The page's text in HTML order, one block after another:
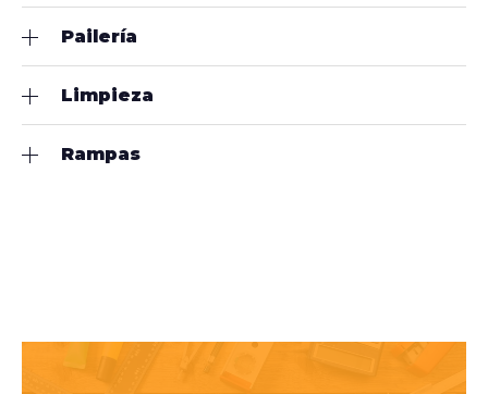
Pailería
Limpieza
Rampas